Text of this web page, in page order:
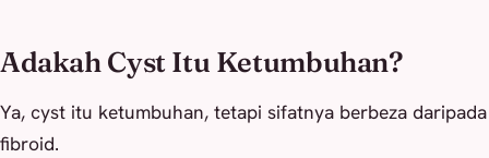
Adakah Cyst Itu Ketumbuhan?
Ya, cyst itu ketumbuhan, tetapi sifatnya berbeza daripada
fibroid.